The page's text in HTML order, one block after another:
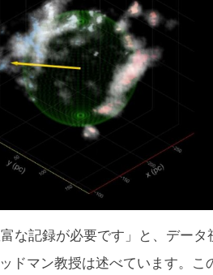
富な記録が必要です」と、デー
ドマン教授は述べています。